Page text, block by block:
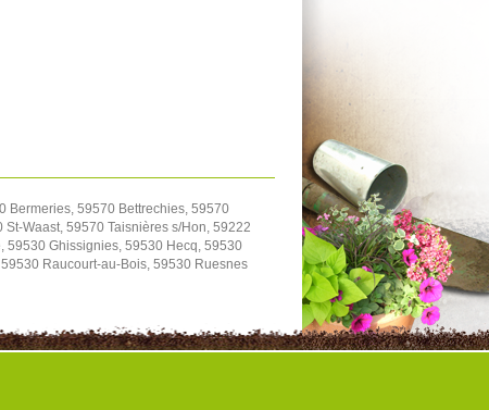
Bermeries, 59570 Bettrechies, 59570
Waast, 59570 Taisnières s/Hon, 59222
59530 Ghissignies, 59530 Hecq, 59530
Raucourt-au-Bois, 59530 Ruesnes